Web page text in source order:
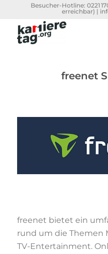
Besucher-Hotline:0221
erreichbar) |
freenet
freenet bietet ein
rund um die Themen
TV-Entertainment.